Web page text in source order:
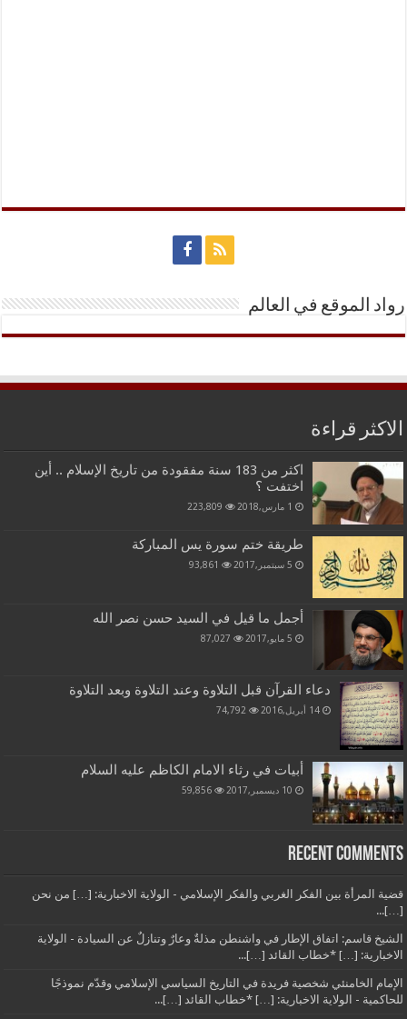
رواد الموقع في العالم
الاكثر قراءة
اكثر من 183 سنة مفقودة من تاريخ الإسلام .. أين
اختفت ؟
1 مارس,2018 223,809
طريقة ختم سورة يس المباركة
5 سبتمبر,2017 93,861
أجمل ما قيل في السيد حسن نصر الله
5 مايو,2017 87,027
دعاء القرآن قبل التلاوة وعند التلاوة وبعد التلاوة
14 أبريل,2016 74,792
أبيات في رثاء الامام الكاظم عليه السلام
10 ديسمبر,2017 59,856
Recent Comments
قضية المرأة بين الفكر الغربي والفكر الإسلامي - الولاية الاخبارية: […] من نحن
[…]...
الشيخ قاسم: اتفاق الإطار في واشنطن مذلةٌ وعارٌ وتنازلٌ عن السيادة - الولاية
الاخبارية: […] *خطاب القائد […]...
الإمام الخامنئي شخصية فريدة في التاريخ السياسي الإسلامي وقدّم نموذجًا
للحاكمية - الولاية الاخبارية: […] *خطاب القائد […]...